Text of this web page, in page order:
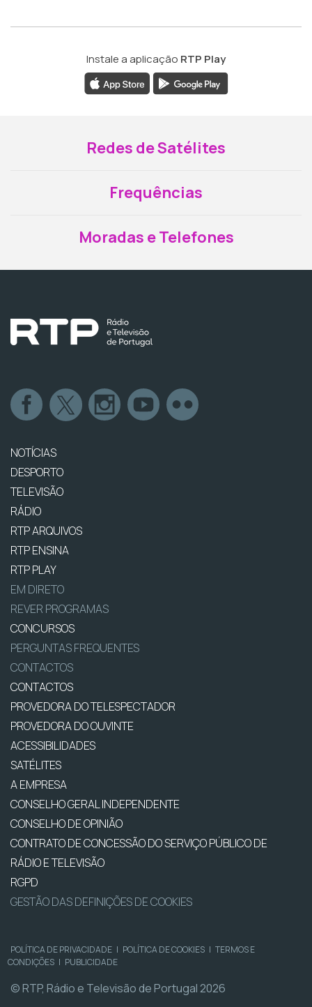
Instale a aplicação RTP Play
Redes de Satélites
Frequências
Moradas e Telefones
NOTÍCIAS
DESPORTO
TELEVISÃO
RÁDIO
RTP ARQUIVOS
RTP ENSINA
RTP PLAY
EM DIRETO
REVER PROGRAMAS
CONCURSOS
PERGUNTAS FREQUENTES
CONTACTOS
CONTACTOS
PROVEDORA DO TELESPECTADOR
PROVEDORA DO OUVINTE
ACESSIBILIDADES
SATÉLITES
A EMPRESA
CONSELHO GERAL INDEPENDENTE
CONSELHO DE OPINIÃO
CONTRATO DE CONCESSÃO DO SERVIÇO PÚBLICO DE
RÁDIO E TELEVISÃO
RGPD
GESTÃO DAS DEFINIÇÕES DE COOKIES
POLÍTICA DE PRIVACIDADE | POLÍTICA DE COOKIES | TERMOS E
CONDIÇÕES | PUBLICIDADE
© RTP, Rádio e Televisão de Portugal 2026